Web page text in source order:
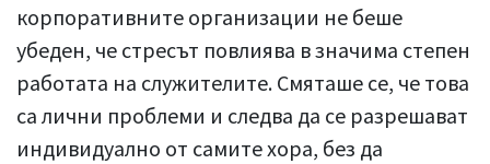
корпоративните организации не беше
убеден, че стресът повлиява в значима степен
работата на служителите. Смяташе се, че това
са лични проблеми и следва да се разрешават
индивидуално от самите хора, без да